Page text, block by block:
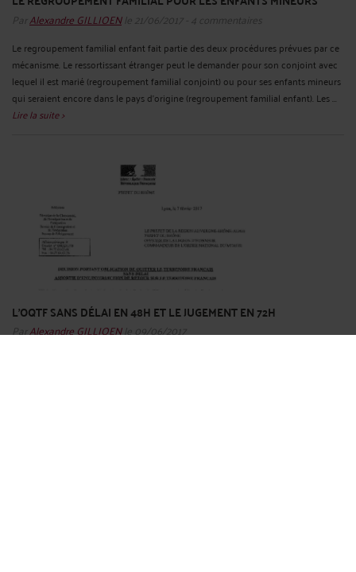
ParAlexandre GILLIOENle 21/06/2017 - 4 commentaires
Le regroupement familial enfant fait partie des deux procédures prévues par ce
mécanisme. Le ressortissant étranger peut le demander pour son conjoint avec
lequel il est marié (regroupement familial conjoint) ou pour ses enfants mineurs
qui seraient encore dans le pays d’origine (regroupement familial enfant). Les ...
Lire la suite >
L'OQTF SANS DÉLAI EN 48H ET LE JUGEMENT EN 72H
ParAlexandre GILLIOENle 09/06/2017